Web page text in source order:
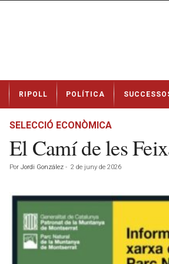
t
RIPOLL POLÍTICA
SELECCIÓ ECONÒMICA
El Camí de les
Por Jordi González - 2 de juny de 2026